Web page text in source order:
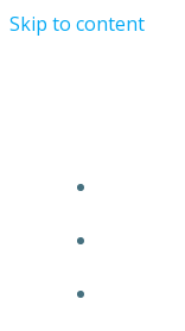
Skip to content